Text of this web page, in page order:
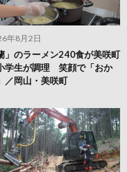
年8月2日
」のラーメン240食が美咲町
生が調理 笑顔で「おか
／岡山・美咲町